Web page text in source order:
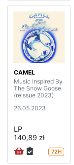
CAMEL
Music Inspired By
The Snow Goose
(reissue 2023)
26.05.2023
LP
140,89 zł
72H